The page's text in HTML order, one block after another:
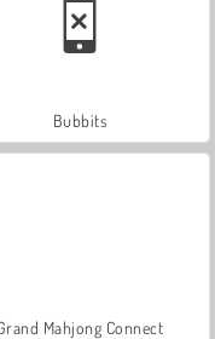
Bubbits
Mahjong Connect